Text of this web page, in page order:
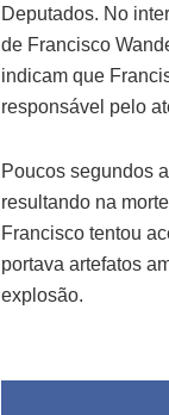
Deputados. No
de Francisco
indicam que
responsável pelo
Poucos segundos
resultando na
Francisco tentou
portava artefatos
explosão.